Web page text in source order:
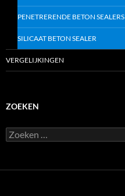
PENETRERENDE BETON SEALERS
SILICAAT BETON SEALER
VERGELIJKINGEN
ZOEKEN
Z
o